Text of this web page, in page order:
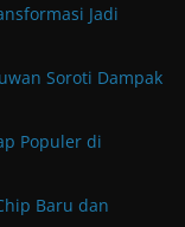
Jadi
Soroti Dampak
Populer di
Baru dan